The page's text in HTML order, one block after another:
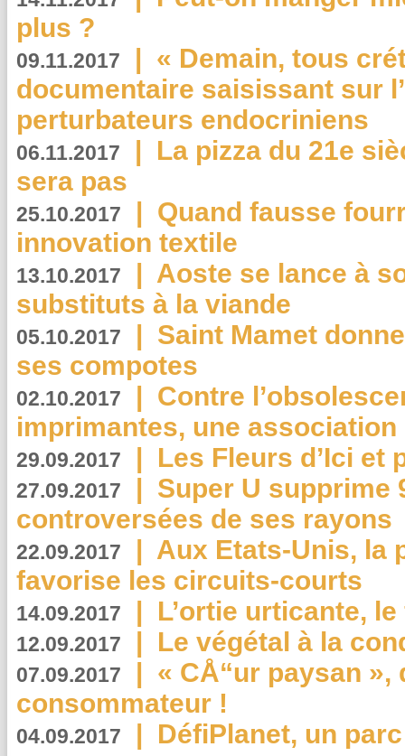
plus ?
09.11.2017 | « Demain, tous
documentaire saisissant sur
perturbateurs endocriniens
06.11.2017 | La pizza du 21e
sera pas
25.10.2017 | Quand fausse
innovation textile
13.10.2017 | Aoste se lance à
substituts à la viande
05.10.2017 | Saint Mamet
ses compotes
02.10.2017 | Contre
imprimantes, une
29.09.2017 | Les Fleurs d’Ici et
27.09.2017 | Super U supprime
controversées de ses rayons
22.09.2017 | Aux Etats-Unis, la
favorise les circuits-courts
14.09.2017 | L’ortie urticante,
12.09.2017 | Le végétal à la
07.09.2017 | « CÅ“ur paysan
consommateur !
04.09.2017 | DéfiPlanet, un